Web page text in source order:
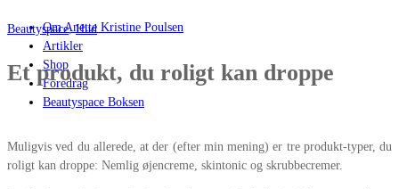
Om Anette Kristine Poulsen
Artikler
Shop
Foredrag
Beautyspace Boksen
Beautyspace,Hud
Et produkt, du roligt kan droppe
Muligvis ved du allerede, at der (efter min mening) er tre produkt-typer, du
roligt kan droppe: Nemlig øjencreme, skintonic og skrubbecremer.